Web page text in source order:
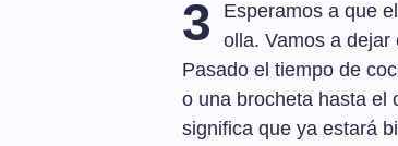
3
Esperamos a que
olla. Vamos a
Pasado el tiempo de
o una brocheta hasta el
significa que ya estará